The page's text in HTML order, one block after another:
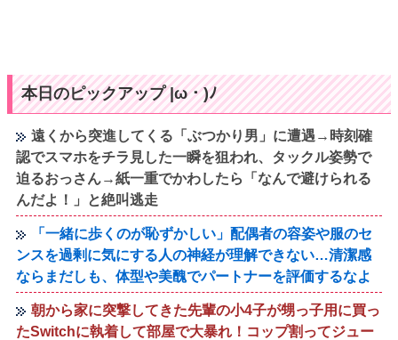
本日のピックアップ |ω・)ﾉ
遠くから突進してくる「ぶつかり男」に遭遇→時刻確
認でスマホをチラ見した一瞬を狙われ、タックル姿勢で
迫るおっさん→紙一重でかわしたら「なんで避けられる
んだよ！」と絶叫逃走
「一緒に歩くのが恥ずかしい」配偶者の容姿や服のセ
ンスを過剰に気にする人の神経が理解できない…清潔感
ならまだしも、体型や美醜でパートナーを評価するなよ
朝から家に突撃してきた先輩の小4子が甥っ子用に買っ
たSwitchに執着して部屋で大暴れ！コップ割ってジュー